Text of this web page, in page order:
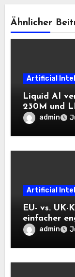
Ähnlicher
Artificial
Liquid AI
230M und
Kontext auf
admin
Artificial
EU- vs. UK-
einfacher
admin